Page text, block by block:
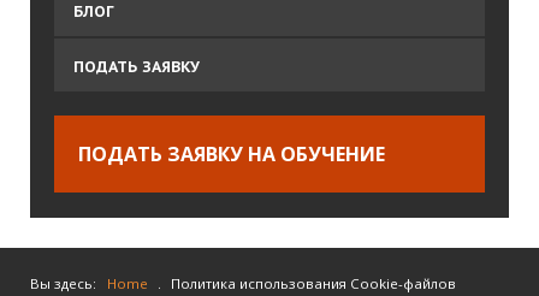
БЛОГ
ПОДАТЬ ЗАЯВКУ
ПОДАТЬ ЗАЯВКУ НА ОБУЧЕНИЕ
Вы здесь: Home . Политика использования Cookie-файлов